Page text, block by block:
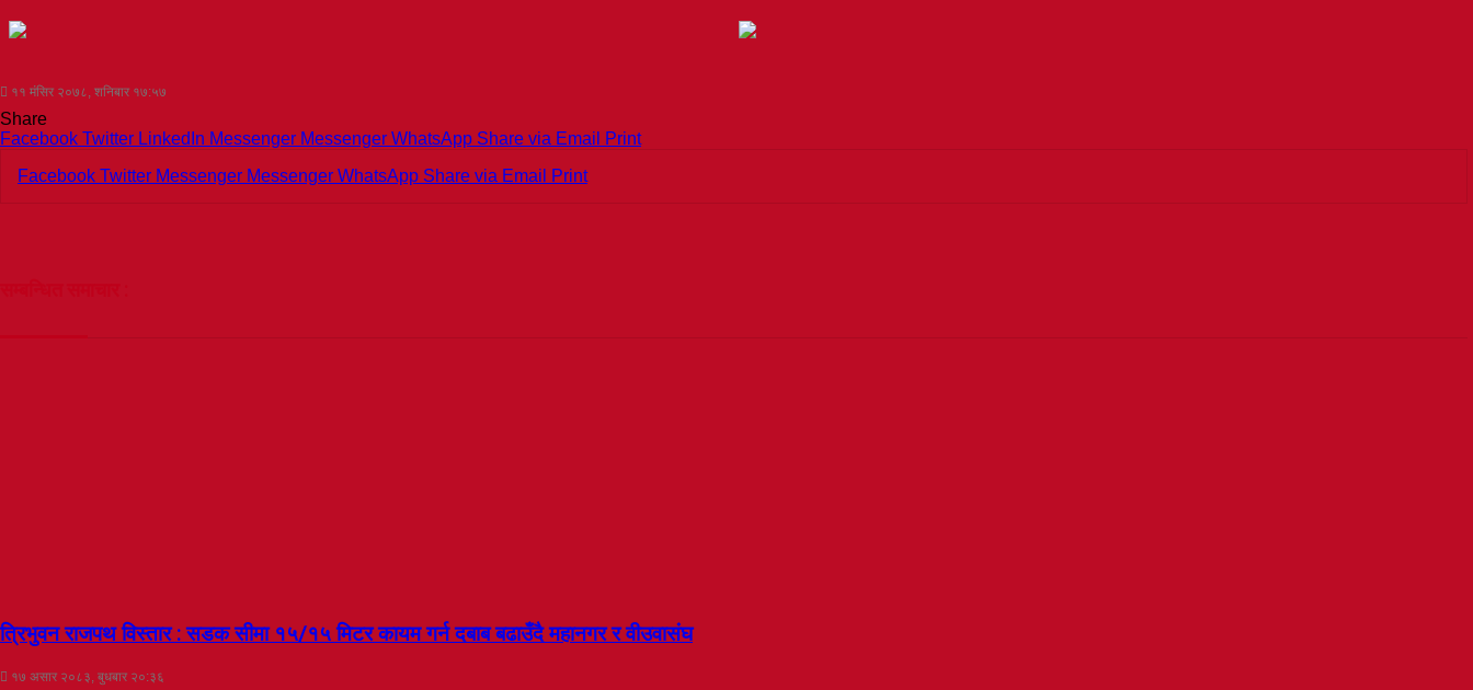
११ मंसिर २०७८, शनिबार १७:५७
Share
Facebook Twitter LinkedIn Messenger Messenger WhatsApp Share via Email
Print
Facebook Twitter Messenger Messenger WhatsApp Share via Email Print
त्रिभुवन राजपथ विस्तार : सडक सीमा १५/१५ मिटर कायम गर्न दबाब बढाउँदै महानगर र वीउवासंघ
१७ असार २०८३, बुधबार २०:३६